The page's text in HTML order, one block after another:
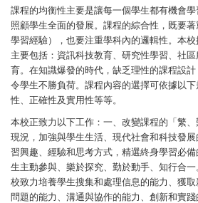
課程的均衡性主要是讓每一個學生都有機會
照顧學生全面的發展。課程的綜合性，既要
學習經驗），也要注重學科內的邏輯性。本校
主要包括：資訊科技教育、研究性學習、社
育。在知識爆發的時代，缺乏理性的課程設
令學生不勝負荷。課程內容的選擇可依據以
性、正確性及實用性等等。
本校正致力以下工作：一、改變課程的「繁
現況，加強與學生生活、現代社會和科技發
習興趣、經驗和思考方式，精選終身學習必
生主動參與、樂於探究、勤於動手、知行合
校致力培養學生搜集和處理信息的能力、獲
問題的能力、溝通與協作的能力、創新和實踐